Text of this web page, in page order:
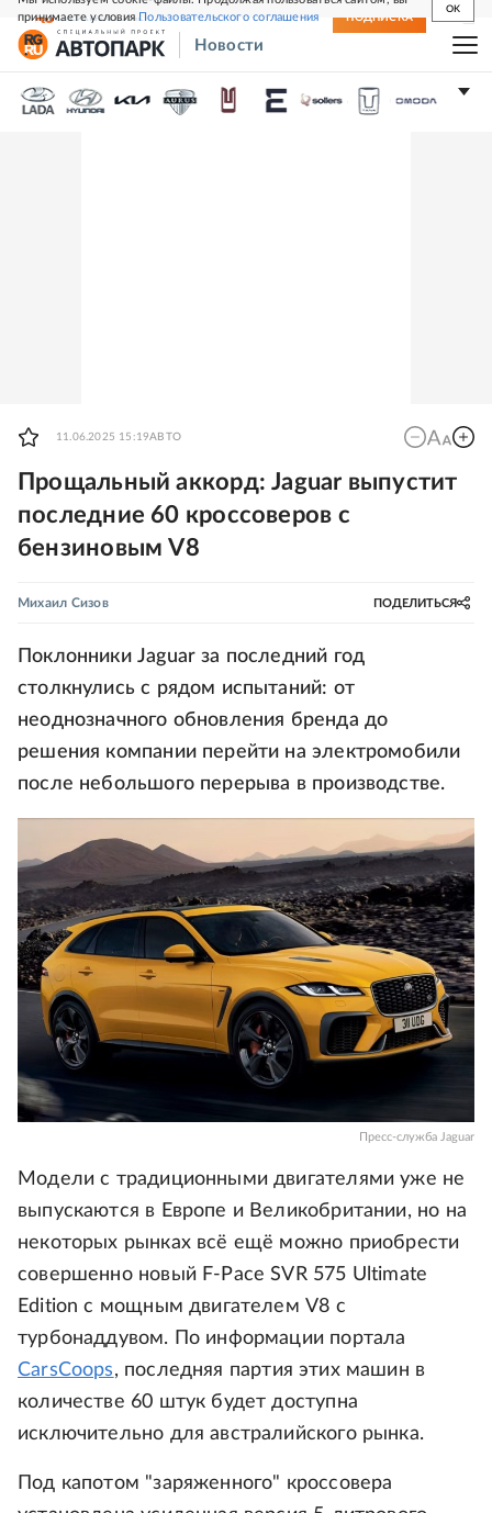
принимаете условияПользовательского соглашения
OK
СВЕЖИЙ НОМЕР ПОДПИСКА
Новости
11.06.2025 15:19АВТО
Прощальный аккорд: Jaguar выпустит
последние 60 кроссоверов с
бензиновым V8
Михаил Сизов ПОДЕЛИТЬСЯ
Поклонники Jaguar за последний год
столкнулись с рядом испытаний: от
неоднозначного обновления бренда до
решения компании перейти на электромобили
после небольшого перерыва в производстве.
Пресс-служба Jaguar
Модели с традиционными двигателями уже не
выпускаются в Европе и Великобритании, но на
некоторых рынках всё ещё можно приобрести
совершенно новый F-Pace SVR 575 Ultimate
Edition с мощным двигателем V8 с
турбонаддувом. По информации портала
CarsCoops, последняя партия этих машин в
количестве 60 штук будет доступна
исключительно для австралийского рынка.
Под капотом "заряженного" кроссовера